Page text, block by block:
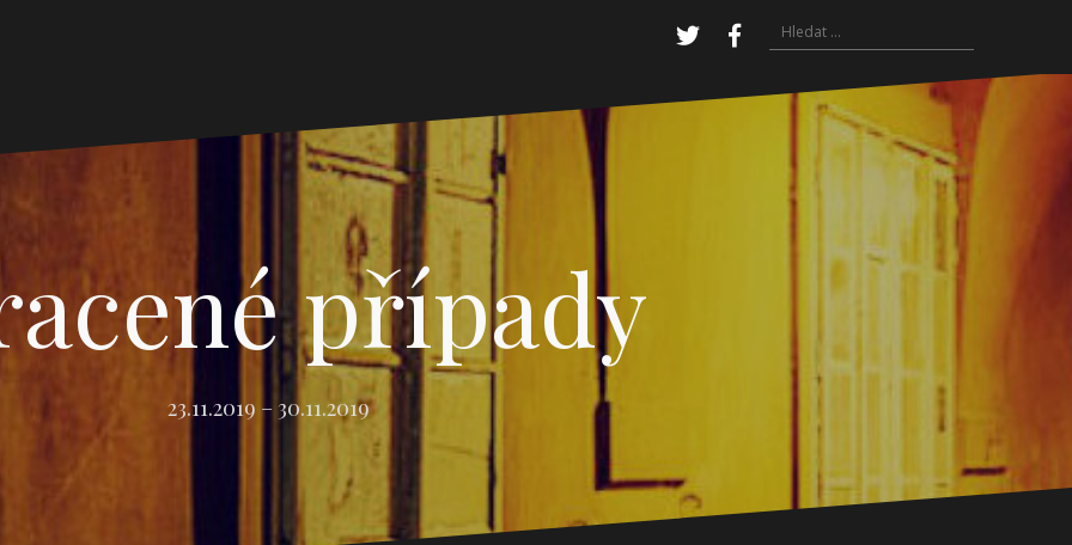
TwitterFacebook
Vyhledávání
případy
23.11.2019 – 30.11.2019